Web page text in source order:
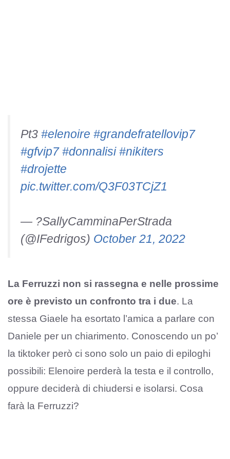
Pt3 #elenoire #grandefratellovip7
#gfvip7 #donnalisi #nikiters
#drojette
pic.twitter.com/Q3F03TCjZ1
— ?SallyCamminaPerStrada
(@IFedrigos) October 21, 2022
La Ferruzzi non si rassegna e nelle prossime
ore è previsto un confronto tra i due. La
stessa Giaele ha esortato l’amica a parlare con
Daniele per un chiarimento. Conoscendo un po’
la tiktoker però ci sono solo un paio di epiloghi
possibili: Elenoire perderà la testa e il controllo,
oppure deciderà di chiudersi e isolarsi. Cosa
farà la Ferruzzi?